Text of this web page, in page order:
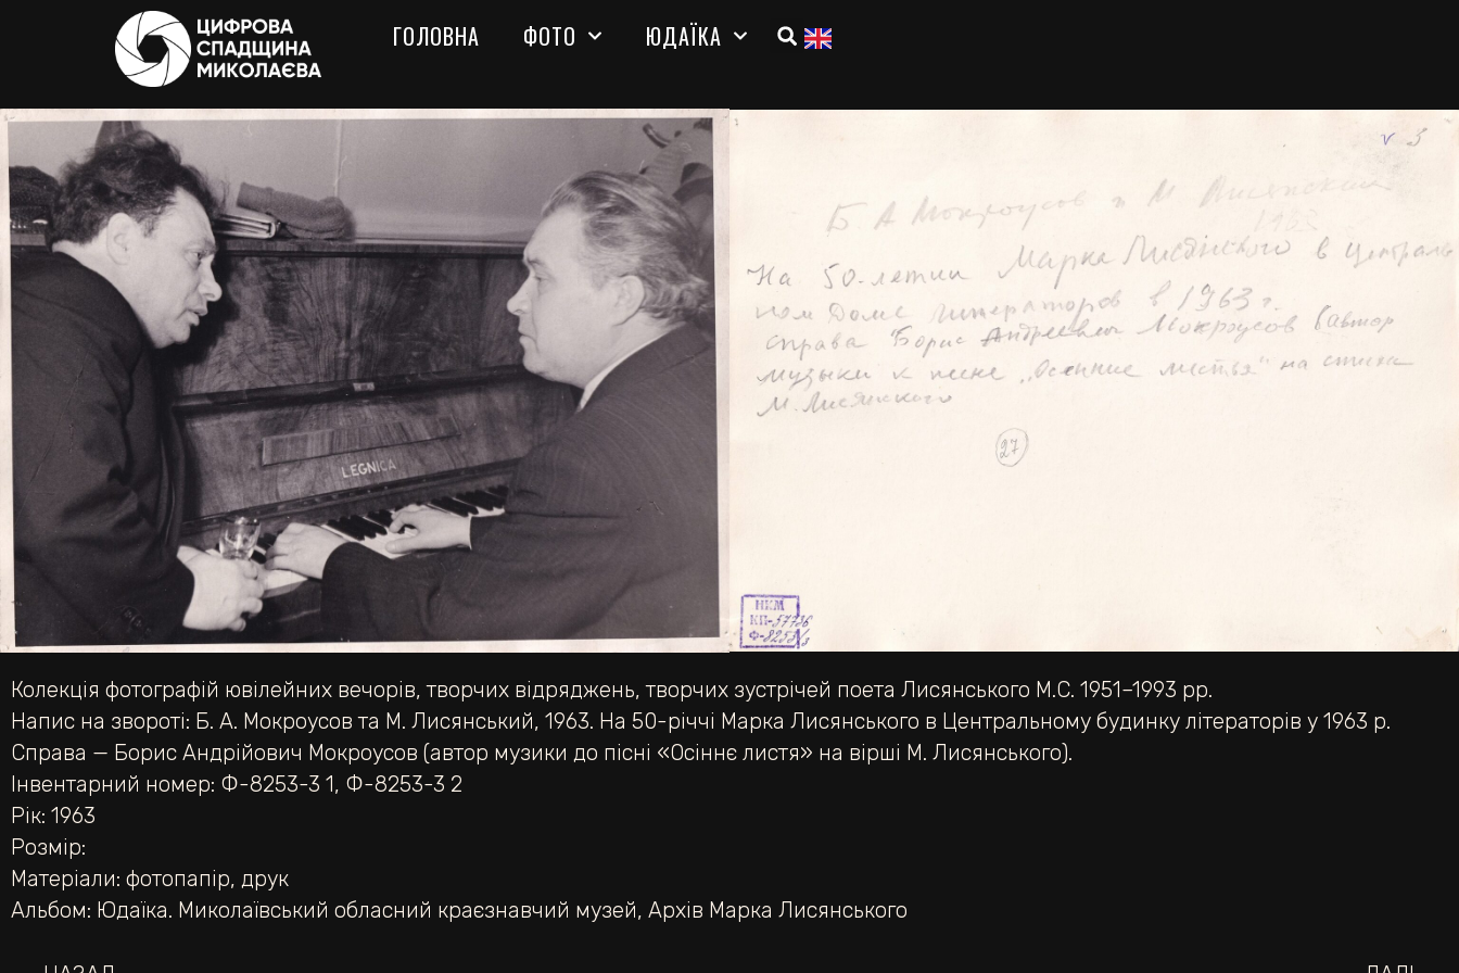
ГОЛОВНА ФОТО ЮДАЇКА
Колекція фотографій ювілейних вечорів, творчих відряджень, творчих зустрічей поета Лисянського М.С. 1951–1993 рр.
Напис на звороті: Б. А. Мокроусов та М. Лисянський, 1963. На 50-річчі Марка Лисянського в Центральному будинку літераторів у 1963 р.
Справа — Борис Андрійович Мокроусов (автор музики до пісні «Осіннє листя» на вірші М. Лисянського).
Інвентарний номер: Ф-8253-3 1, Ф-8253-3 2
Рік: 1963
Розмір:
Матеріали: фотопапір, друк
Альбом: Юдаїка. Миколаївський обласний краєзнавчий музей, Архів Марка Лисянського